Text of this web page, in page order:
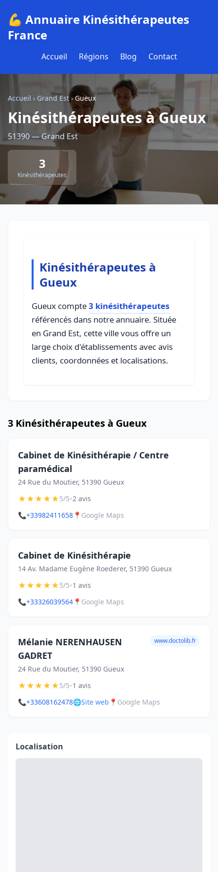
💪 Annuaire Kinésithérapeutes
France
Accueil Régions Blog Contact
Accueil › Grand Est ›Gueux
Kinésithérapeutes à Gueux
51390 — Grand Est
3
Kinésithérapeutes
Kinésithérapeutes à
Gueux
Gueux compte3 kinésithérapeutes
référencés dans notre annuaire. Située
en Grand Est, cette ville vous offre un
large choix d'établissements avec avis
clients, coordonnées et localisations.
3 Kinésithérapeutes à Gueux
Cabinet de Kinésithérapie / Centre
paramédical
24 Rue du Moutier, 51390 Gueux
★★★★★5/5•2 avis
📞+33982411658 📍 Google Maps
Cabinet de Kinésithérapie
14 Av. Madame Eugène Roederer, 51390 Gueux
★★★★★5/5•1 avis
📞+33326039564 📍 Google Maps
Mélanie NERENHAUSEN
GADRET
24 Rue du Moutier, 51390 Gueux
www.doctolib.fr
★★★★★5/5•1 avis
📞+33608162478🌐Site web 📍 Google Maps
Localisation